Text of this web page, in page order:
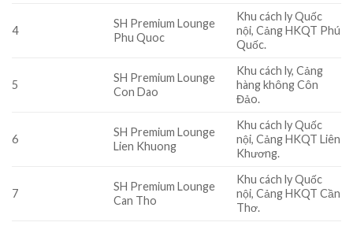
4
SH Premium Lounge
Phu Quoc
Khu cách ly Quốc
nội, Cảng HKQT Phú
Quốc.
5
SH Premium Lounge
Con Dao
Khu cách ly, Cảng
hàng không Côn
Đảo.
6
SH Premium Lounge
Lien Khuong
Khu cách ly Quốc
nội, Cảng HKQT Liên
Khương.
7
SH Premium Lounge
Can Tho
Khu cách ly Quốc
nội, Cảng HKQT Cần
Thơ.